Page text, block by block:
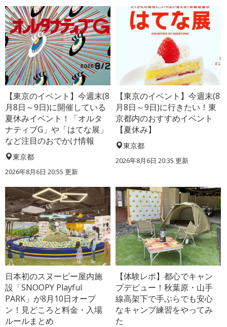
【東京のイベント】今週末(8
月8日～9日)に開催している
夏休みイベント！「オルタ
ナティブG」や「はてな展」
など注目のおでかけ情報
東京都
2026年8月6日 20:55 更新
【東京のイベント】今週末(8
月8日～9日)に行きたい！東
京都内のおすすめイベント
【夏休み】
東京都
2026年8月6日 20:35 更新
日本初のスヌーピー屋内施
設「SNOOPY Playful
PARK」が8月10日オープ
ン！見どころと料金・入場
ルールまとめ
【体験レポ】都心でキャン
プデビュー！秋葉原・山手
線高架下で手ぶらでも安心
なキャンプ練習をやってみ
た